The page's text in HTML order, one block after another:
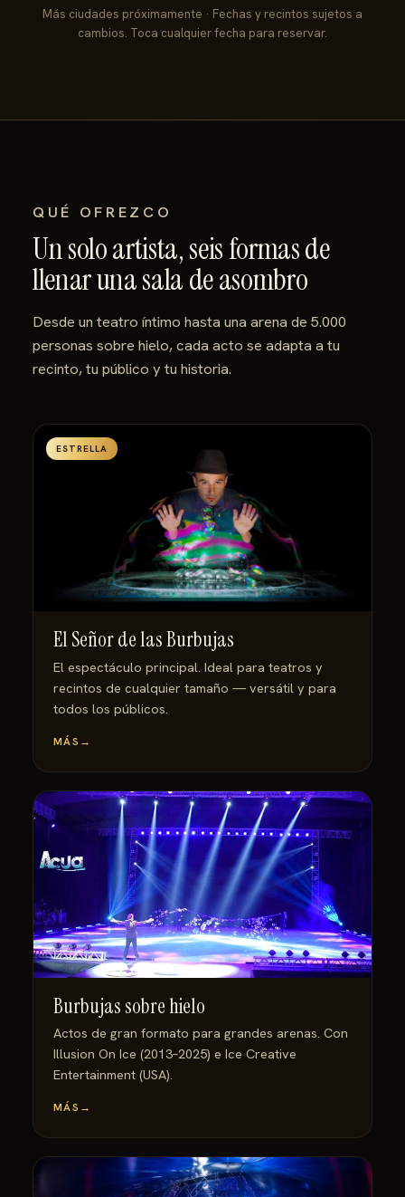
Más ciudades próximamente · Fechas y recintos sujetos a
cambios. Toca cualquier fecha para reservar.
QUÉ OFREZCO
Un solo artista, seis formas de
llenar una sala de asombro
Desde un teatro íntimo hasta una arena de 5.000
personas sobre hielo, cada acto se adapta a tu
recinto, tu público y tu historia.
ESTRELLA
El Señor de las Burbujas
El espectáculo principal. Ideal para teatros y
recintos de cualquier tamaño — versátil y para
todos los públicos.
MÁS →
Burbujas sobre hielo
Actos de gran formato para grandes arenas. Con
Illusion On Ice (2013–2025) e Ice Creative
Entertainment (USA).
MÁS →